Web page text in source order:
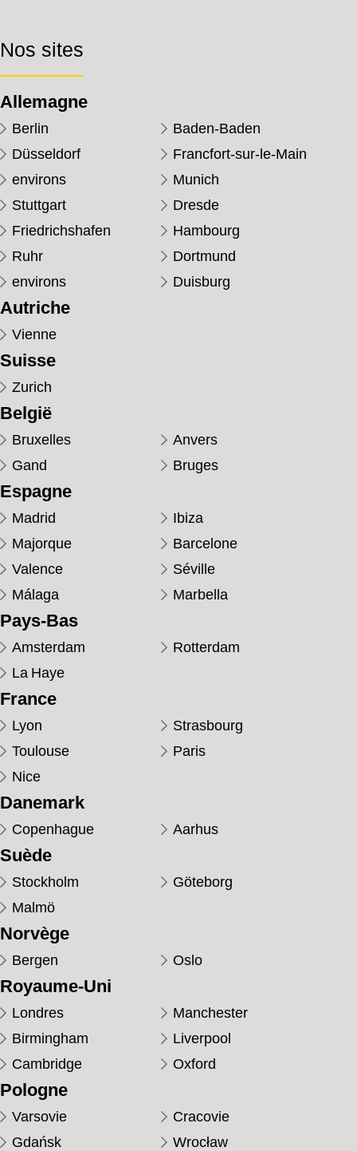
Nos sites
Allemagne
Berlin
Baden-Baden
Düsseldorf
Francfort-sur-le-Main
environs
Munich
Stuttgart
Dresde
Friedrichshafen
Hambourg
Ruhr
Dortmund
environs
Duisburg
Autriche
Vienne
Suisse
Zurich
België
Bruxelles
Anvers
Gand
Bruges
Espagne
Madrid
Ibiza
Majorque
Barcelone
Valence
Séville
Málaga
Marbella
Pays-Bas
Amsterdam
Rotterdam
La Haye
France
Lyon
Strasbourg
Toulouse
Paris
Nice
Danemark
Copenhague Aarhus
Suède
Stockholm
Göteborg
Malmö
Norvège
Bergen Oslo
Royaume-Uni
Londres
Manchester
Birmingham
Liverpool
Cambridge
Oxford
Pologne
Varsovie
Cracovie
Gdańsk
Wrocław